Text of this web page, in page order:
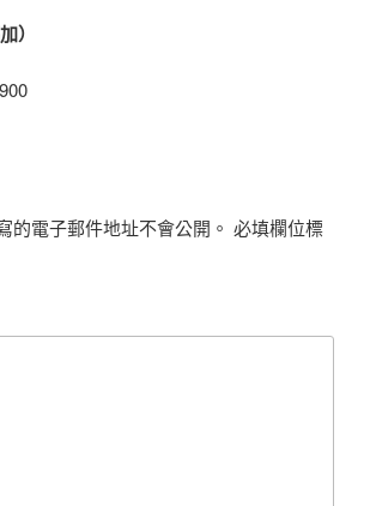
）
的電子郵件地址不會公開。 必填欄位標